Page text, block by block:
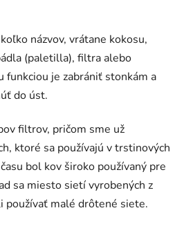
názvov, vrátane kokosu,
(paletilla), filtra alebo
funkciou je zabrániť stonkám a
do úst.
filtrov, pričom sme už
ktoré sa používajú v trstinových
bol kov široko používaný pre
sa miesto sietí vyrobených z
používať malé drôtené siete.